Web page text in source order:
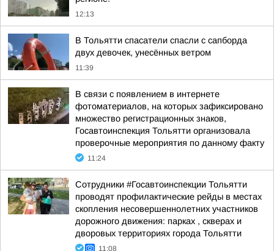
12:13
В Тольятти спасатели спасли с сапборда
двух девочек, унесённых ветром
11:39
В связи с появлением в интернете
фотоматериалов, на которых зафиксировано
множество регистрационных знаков,
Госавтоинспекция Тольятти организовала
проверочные мероприятия по данному факту
11:24
Сотрудники #Госавтоинспекции Тольятти
проводят профилактические рейды в местах
скопления несовершеннолетних участников
дорожного движения: парках , скверах и
дворовых территориях города Тольятти
11:08